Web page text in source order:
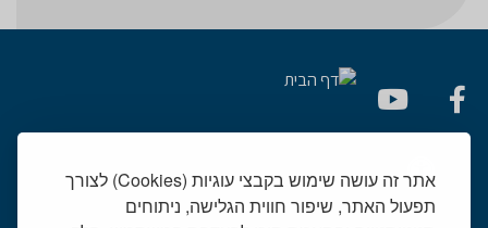
אתר זה עושה שימוש בקבצי עוגיות (Cookies) לצורך
תפעול האתר, שיפור חווית הגלישה, ניתוחים